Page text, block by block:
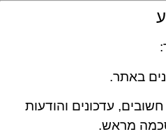
באתר.
עדכונים והודעות
מראש.